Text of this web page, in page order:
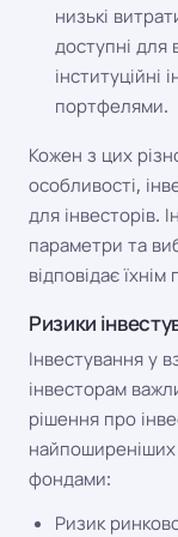
низькі
доступні для
інституційні
портфелями.
Кожен з цих
особливості,
для інвесторів.
параметри та
відповідає
Ризики
Інвестування у
інвесторам
рішення про
найпоширеніших
фондами:
Ризик